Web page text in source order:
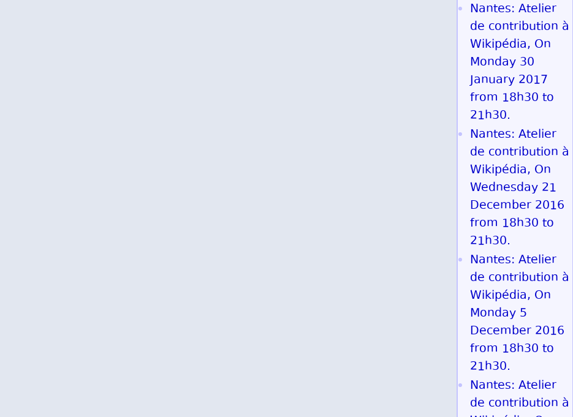
Nantes: Atelier
de contribution à
Wikipédia, On
Monday 30
January 2017
from 18h30 to
21h30.
Nantes: Atelier
de contribution à
Wikipédia, On
Wednesday 21
December 2016
from 18h30 to
21h30.
Nantes: Atelier
de contribution à
Wikipédia, On
Monday 5
December 2016
from 18h30 to
21h30.
Nantes: Atelier
de contribution à